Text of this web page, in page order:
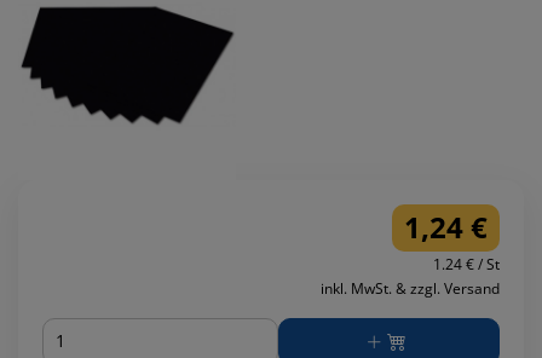
1,24 €
1.24 € / St
inkl. MwSt. & zzgl. Versand
Menge